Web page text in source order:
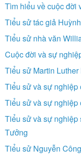
Tìm hiểu về cuộc đời
Tiểu sử tác giả
Tiểu sử nhà văn
Cuộc đời và sự
Tiểu sử Martin
Tiểu sử và sự nghiệp
Tiểu sử và sự
Tiểu sử và sự nghiệp
Tưởng
Tiểu sử Nguyễn